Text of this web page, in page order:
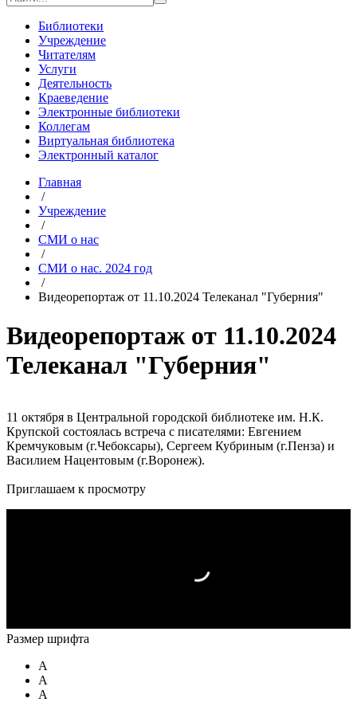
Библиотеки
Учреждение
Читателям
Услуги
Деятельность
Краеведение
Электронные библиотеки
Коллегам
Виртуальная библиотека
Электронный каталог
Главная
/
Учреждение
/
СМИ о нас
/
СМИ о нас. 2024 год
/
Видеорепортаж от 11.10.2024 Телеканал "Губерния"
Видеорепортаж от 11.10.2024
Телеканал "Губерния"
11 октября в Центральной городской библиотеке им. Н.К.
Крупской состоялась встреча с писателями: Евгением
Кремчуковым (г.Чебоксары), Сергеем Кубриным (г.Пенза) и
Василием Нацентовым (г.Воронеж).
Приглашаем к просмотру
Размер шрифта
A
A
A